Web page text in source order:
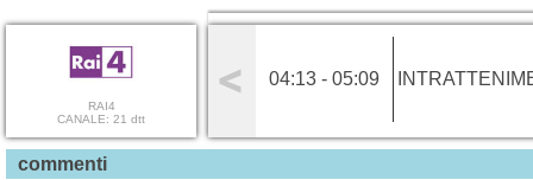
RAI4
CANALE: 21 dtt
04:13 - 05:09
commenti